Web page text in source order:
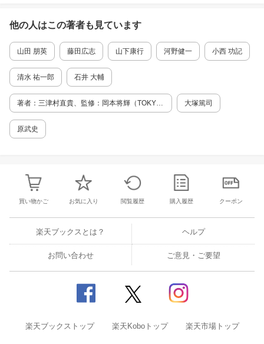
2 人工知能とは何か PART3 自然言語処理の
発達 PART4 ヘルスケアへの応用 PART5 変
容する社会と医療の姿 はじめに PART1 進化
するヘルスケアとその環境 実用化が始まる医療
療のICT化 保険医療の課題と政府が描く将来像
データヘルスと法律 ・個人情報保護法 ・次世
代医療基盤法 ・医薬品医療機器等法 ・【コラ
データ不足を補う手法 ・水増し ・転移学習 ・
スパースモデリング ・Federated Learning ・
【コラム】パーセプトロンの華々しいデビュー
の基本・形態素解析は重要 統計的言語モデルと
言葉のベクトル化 ニューラル言語モデルの登場
ニューラル言語モデルの仕組み ニューラル言語
モデルの応用 ・Doc2Vec ・sec2sec ・マルチ
良き時代の人工知能 PART4 ヘルスケアへの
アにおける課題とICT ・ヘルスケア・プロセス
他の人はこの著者も見ています
山田 朋英 藤田広志 山下康行 河野健一 小西 功記
清水 祐一郎 石井 大輔
著者：三津村直貴、監修：岡本将輝（TOKYO
analytica）杉野智啓（TOKYO analytica）
大塚篤司
原武史
買い物かご お気に入り 閲覧履歴 購入履歴 クーポン
楽天ブックスとは？ ヘルプ
お問い合わせ ご意見・ご要望
楽天ブックストップ 楽天Koboトップ 楽天市場トップ